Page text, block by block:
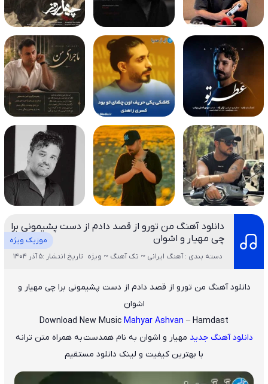
دانلود آهنگ من تورو از قصد دادم از دست پشیمونی برا
چی مهیار و اشوان
موزیک ویژه
دسته بندی : آهنگ ایرانی ~ تک آهنگ ~ ویژه تاریخ انتشار :5 آذر 1404
دانلود آهنگ من تورو از قصد دادم از دست پشیمونی برا چی مهیار و
اشوان
Download New Music Mahyar Ashvan – Hamdast
دانلود آهنگ جدید مهیار و اشوان به نام همدستبه همراه متن ترانه
با بهترین کیفیت و لینک دانلود مستقیم